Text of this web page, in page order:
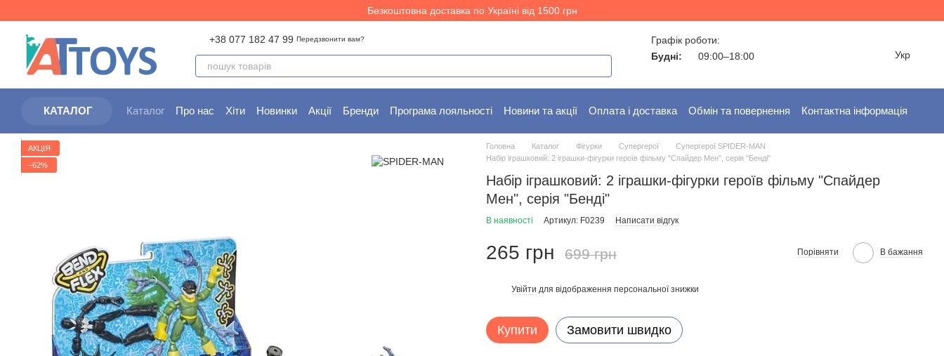
Безкоштовна доставка по Україні від 1500 грн
+38 077 182 47 99 Передзвонити вам?
Графік роботи:
Будні:
09:00–18:00 Укр
КАТАЛОГ Каталог Про нас Хіти Новинки Акції Бренди Програма лояльності Новини та акції Оплата і доставка Обмін та повернення
Контактна інформація
АКЦІЯ
−62%
Головна Каталог Фігурки Супергерої
Супергерої SPIDER-MAN
Набір іграшковий: 2 іграшки-фігурки героїв фільму "Спайдер Мен", серія "Бенді"
Набір іграшковий: 2 іграшки-фігурки героїв фільму "Спайдер
Мен", серія "Бенді"
В наявності Артикул: F0239 Написати відгук
265 грн 699 грн Порівняти В бажання
Увійти для відображення персональної знижки
Купити Замовити швидко